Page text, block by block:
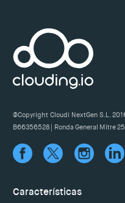
@Copyright Cloudi NextGen S.L.
B66356528 | Ronda General Mitre
Características